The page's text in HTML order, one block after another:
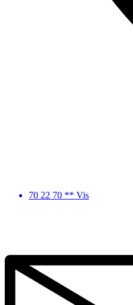
70 22 70 ** Vis